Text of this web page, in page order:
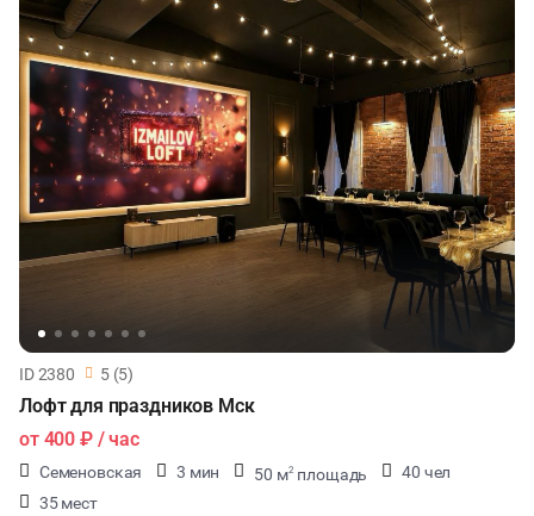
ID 2380 5 (5)
Лофт для праздников Мск
от 400 ₽/ час
Семеновская 3 мин 50 м2 площадь
40 чел
35 мест